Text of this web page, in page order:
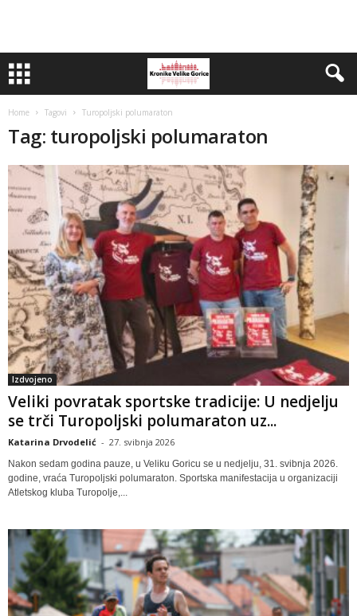
Home Tagovi Turopoljski polumaraton
Tag: turopoljski polumaraton
Izdvojeno
Veliki povratak sportske tradicije: U nedjelju
se trči Turopoljski polumaraton uz...
Katarina Drvodelić - 27. svibnja 2026
Nakon sedam godina pauze, u Veliku Goricu se u nedjelju, 31. svibnja 2026.
godine, vraća Turopoljski polumaraton. Sportska manifestacija u organizaciji
Atletskog kluba Turopolje,...